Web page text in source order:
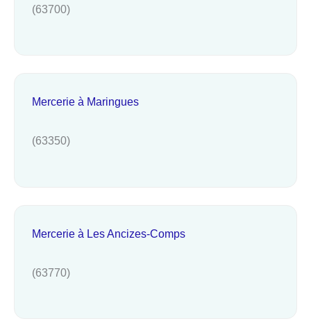
(63700)
Mercerie à Maringues
(63350)
Mercerie à Les Ancizes-Comps
(63770)